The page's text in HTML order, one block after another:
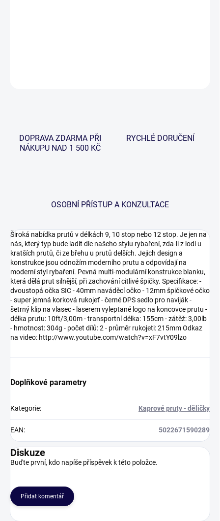
DOPRAVA ZDARMA PŘI
NÁKUPU NAD 1 500 KČ
RYCHLÉ DORUČENÍ
OSOBNÍ PŘÍSTUP A KONZULTACE
Široká nabídka prutů v délkách 9, 10 stop nebo 12 stop. Je jen na
nás, který typ bude ladit dle našeho stylu rybaření, zda-li z lodi u
kratších prutů, či ze břehu u prutů delších. Jejich design a
konstrukce jsou odnožím moderního prutu a odpovídají na
moderní styl rybaření. Pevná multi-modulární konstrukce blanku,
která dělá prut silnější, při zachování citlivé špičky. Specifikace: -
dvoustopá očka SIC - 40mm naváděcí očko - 12mm špičkové očko
- super jemná korková rukojeť - černé DPS sedlo pro naviják -
šetrný klip na vlasec - laserem vyleptané logo na koncovce prutu -
délka prutu: 10ft/3,00m - transportní délka: 155cm - zátěž: 3,00lb
- hmotnost: 304g - počet dílů: 2 - průměr rukojeti: 215mm Odkaz
na video: http://www.youtube.com/watch?v=xF7vtY09lzo
Doplňkové parametry
Kategorie: Kaprové pruty - děličky
EAN: 5022671590289
Diskuze
Buďte první, kdo napíše příspěvek k této položce.
Přidat komentář